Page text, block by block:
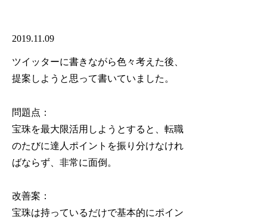
2019.11.09
ツイッターに書きながら色々考えた後、
提案しようと思って書いていました。
問題点：
宝珠を最大限活用しようとすると、転職
のたびに達人ポイントを振り分けなけれ
ばならず、非常に面倒。
改善案：
宝珠は持っているだけで基本的にポイン